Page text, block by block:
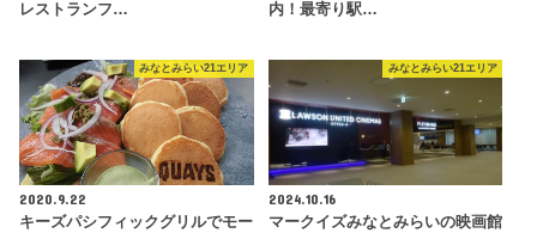
レストランフ…
内！最寄り駅…
みなとみらい21エリア
2020.9.22
キーズパシフィックグリルでモー
みなとみらい21エリア
2024.10.16
マークイズみなとみらいの映画館